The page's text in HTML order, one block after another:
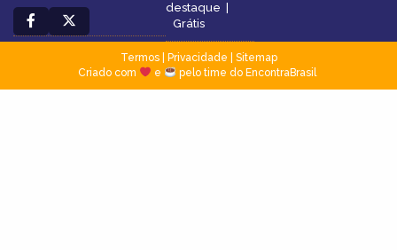
destaque
Grátis
Termos| Privacidade
Sitemap
Criado com
e pelo time do EncontraBrasil